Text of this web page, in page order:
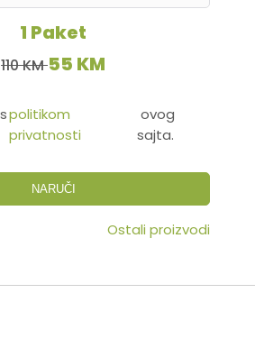
1 Paket
110 KM55 KM
politikom
privatnosti
ovog
sajta.
NARUČI
Ostali proizvodi